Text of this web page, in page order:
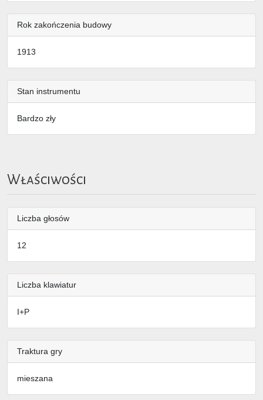
Rok zakończenia budowy
1913
Stan instrumentu
Bardzo zły
Właściwości
Liczba głosów
12
Liczba klawiatur
I+P
Traktura gry
mieszana